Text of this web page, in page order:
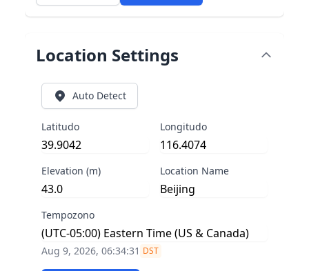
Location Settings
Auto Detect
Latitudo Longitudo
Elevation (m) Location Name
Tempozono
Aug 9, 2026, 06:34:31 DST